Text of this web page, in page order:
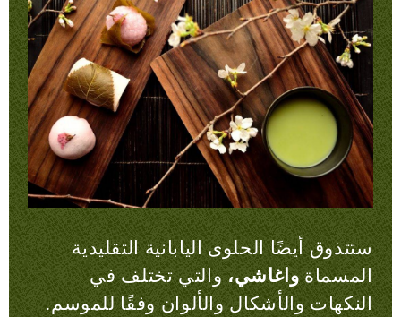
ستتذوق أيضًا الحلوى اليابانية التقليدية
المسماة واغاشي، والتي تختلف في
النكهات والأشكال والألوان وفقًا للموسم.